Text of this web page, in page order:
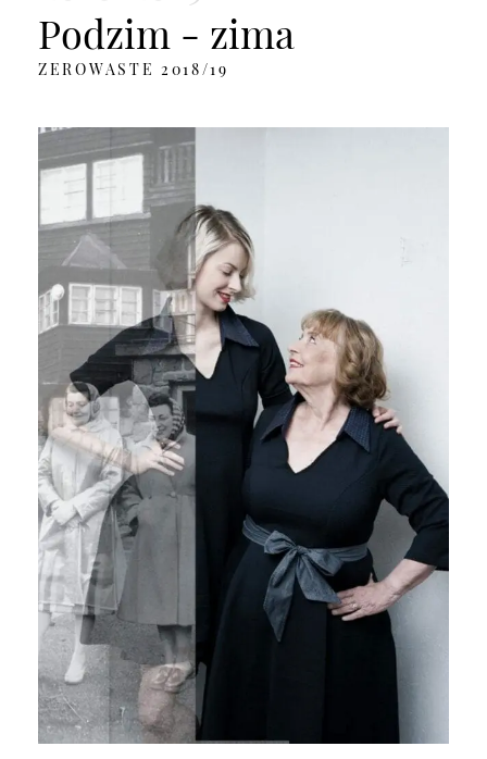
Podzim - zima
ZEROWASTE 2018/19